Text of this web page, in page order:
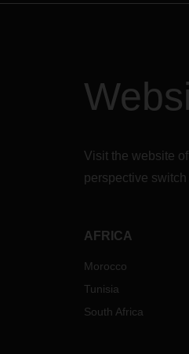
Visit the website
perspective
AFRICA
Morocco
Tunisia
South Africa